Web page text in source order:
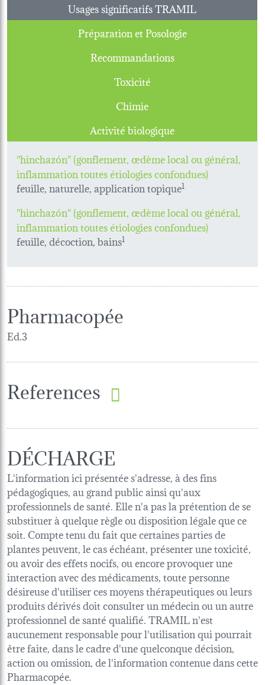
Usages significatifs TRAMIL
Préparation et Posologie
Recommandations
Toxicité
Chimie
Activité biologique
"hinchazón" (gonflement, œdème local ou général,
inflammation toutes étiologies confondues)
feuille, naturelle, application topique1
"hinchazón" (gonflement, œdème local ou général,
inflammation toutes étiologies confondues)
feuille, décoction, bains1
Pharmacopée
Ed.3
References
DÉCHARGE
L'information ici présentée s'adresse, à des fins
pédagogiques, au grand public ainsi qu'aux
professionnels de santé. Elle n'a pas la prétention de se
substituer à quelque règle ou disposition légale que ce
soit. Compte tenu du fait que certaines parties de
plantes peuvent, le cas échéant, présenter une toxicité,
ou avoir des effets nocifs, ou encore provoquer une
interaction avec des médicaments, toute personne
désireuse d'utiliser ces moyens thérapeutiques ou leurs
produits dérivés doit consulter un médecin ou un autre
professionnel de santé qualifié. TRAMIL n'est
aucunement responsable pour l'utilisation qui pourrait
être faite, dans le cadre d'une quelconque décision,
action ou omission, de l'information contenue dans cette
Pharmacopée.